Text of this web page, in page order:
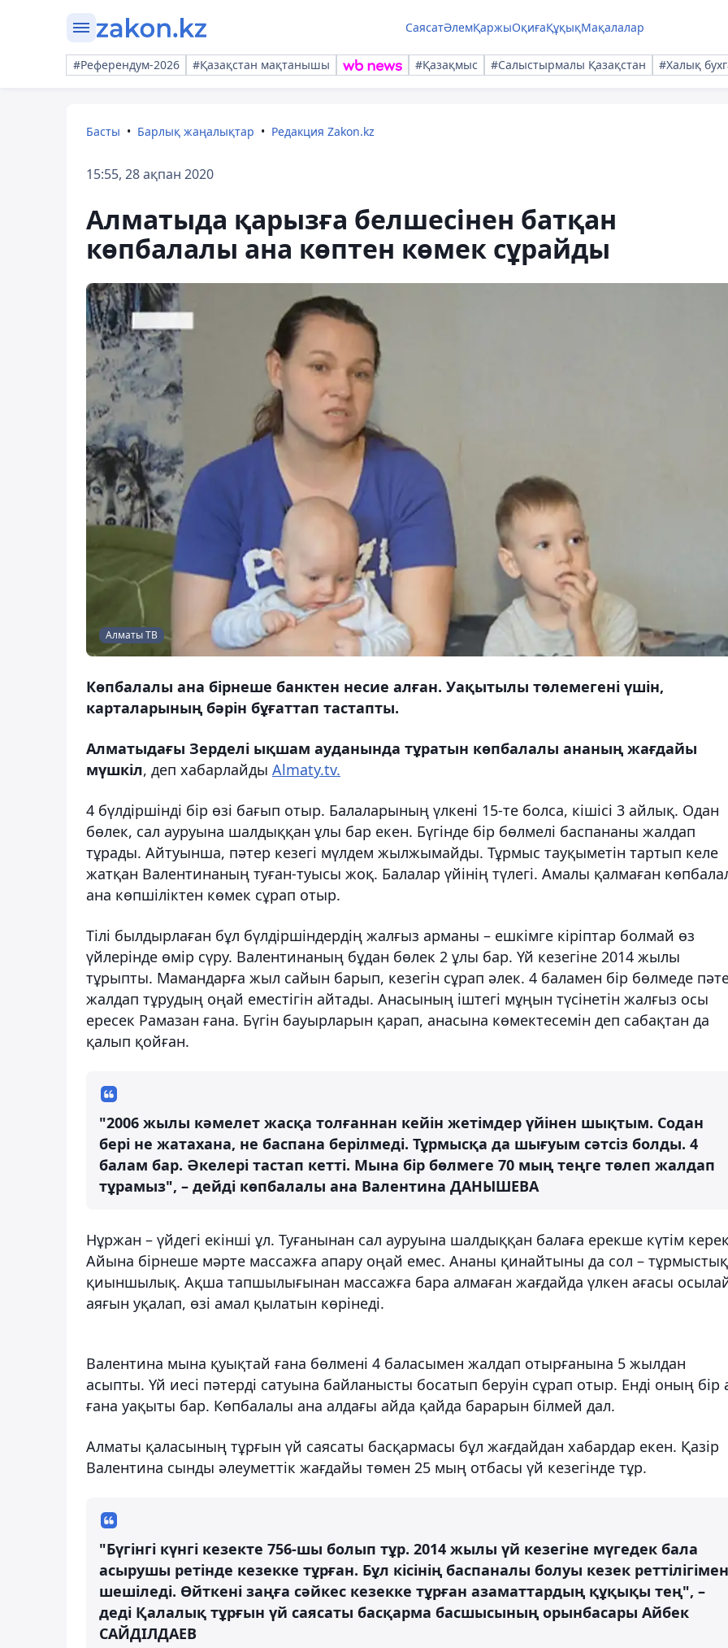
СаясатӘлемҚаржыОқиғаҚұқықМақалалар
#Референдум-2026 #Қазақстан мақтанышы #Қазақмыс #Салыстырмалы Қазақстан #Халық
Басты Барлық жаңалықтар Редакция Zakon.kz
15:55, 28 ақпан 2020
Алматыда қарызға белшесінен батқан
көпбалалы ана көптен көмек сұрайды
Алматы ТВ
Көпбалалы ана бірнеше банктен несие алған. Уақытылы төлемегені үшін,
карталарының бәрін бұғаттап тастапты.
Алматыдағы Зерделі ықшам ауданында тұратын көпбалалы ананың жағдайы
мүшкіл, деп хабарлайды Almaty.tv.
4 бүлдіршінді бір өзі бағып отыр. Балаларының үлкені 15-те болса, кішісі 3 айлық. Одан
бөлек, сал ауруына шалдыққан ұлы бар екен. Бүгінде бір бөлмелі баспананы жалдап
тұрады. Айтуынша, пәтер кезегі мүлдем жылжымайды. Тұрмыс тауқыметін тартып келе
жатқан Валентинаның туған-туысы жоқ. Балалар үйінің түлегі. Амалы қалмаған
ана көпшіліктен көмек сұрап отыр.
Тілі былдырлаған бұл бүлдіршіндердің жалғыз арманы – ешкімге кіріптар болмай өз
үйлерінде өмір сүру. Валентинаның бұдан бөлек 2 ұлы бар. Үй кезегіне 2014 жылы
тұрыпты. Мамандарға жыл сайын барып, кезегін сұрап әлек. 4 баламен бір бөлмеде
жалдап тұрудың оңай еместігін айтады. Анасының іштегі мұңын түсінетін жалғыз осы
ересек Рамазан ғана. Бүгін бауырларын қарап, анасына көмектесемін деп сабақтан да
қалып қойған.
"2006 жылы кәмелет жасқа толғаннан кейін жетімдер үйінен шықтым. Содан
бері не жатахана, не баспана берілмеді. Тұрмысқа да шығуым сәтсіз болды. 4
балам бар. Әкелері тастап кетті. Мына бір бөлмеге 70 мың теңге төлеп жалдап
тұрамыз", – дейді көпбалалы ана Валентина ДАНЫШЕВА
Нұржан – үйдегі екінші ұл. Туғанынан сал ауруына шалдыққан балаға ерекше күтім
Айына бірнеше мәрте массажға апару оңай емес. Ананы қинайтыны да сол – тұрмыстық
қиыншылық. Ақша тапшылығынан массажға бара алмаған жағдайда үлкен ағасы
аяғын уқалап, өзі амал қылатын көрінеді.
Валентина мына қуықтай ғана бөлмені 4 баласымен жалдап отырғанына 5 жылдан
асыпты. Үй иесі пәтерді сатуына байланысты босатып беруін сұрап отыр. Енді оның бір
ғана уақыты бар. Көпбалалы ана алдағы айда қайда барарын білмей дал.
Алматы қаласының тұрғын үй саясаты басқармасы бұл жағдайдан хабардар екен. Қазір
Валентина сынды әлеуметтік жағдайы төмен 25 мың отбасы үй кезегінде тұр.
"Бүгінгі күнгі кезекте 756-шы болып тұр. 2014 жылы үй кезегіне мүгедек бала
асырушы ретінде кезекке тұрған. Бұл кісінің баспаналы болуы кезек реттілігімен
шешіледі. Өйткені заңға сәйкес кезекке тұрған азаматтардың құқықы тең", –
деді Қалалық тұрғын үй саясаты басқарма басшысының орынбасары Айбек
САЙДІЛДАЕВ